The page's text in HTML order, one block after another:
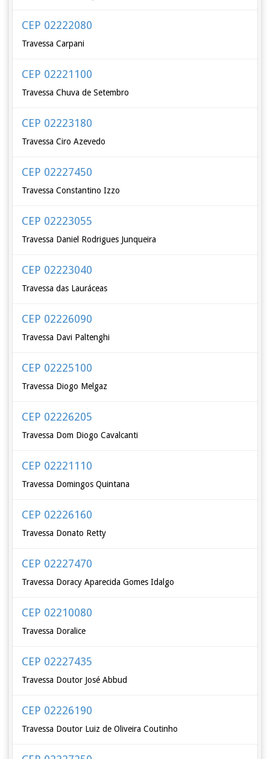
CEP 02222080
Travessa Carpani
CEP 02221100
Travessa Chuva de Setembro
CEP 02223180
Travessa Ciro Azevedo
CEP 02227450
Travessa Constantino Izzo
CEP 02223055
Travessa Daniel Rodrigues Junqueira
CEP 02223040
Travessa das Lauráceas
CEP 02226090
Travessa Davi Paltenghi
CEP 02225100
Travessa Diogo Melgaz
CEP 02226205
Travessa Dom Diogo Cavalcanti
CEP 02221110
Travessa Domingos Quintana
CEP 02226160
Travessa Donato Retty
CEP 02227470
Travessa Doracy Aparecida Gomes Idalgo
CEP 02210080
Travessa Doralice
CEP 02227435
Travessa Doutor José Abbud
CEP 02226190
Travessa Doutor Luiz de Oliveira Coutinho